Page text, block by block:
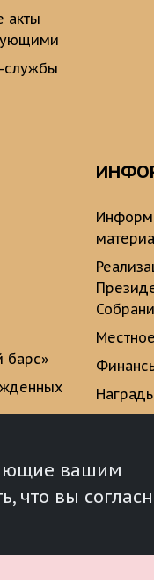
вашим
что вы
акты
службы
барс»